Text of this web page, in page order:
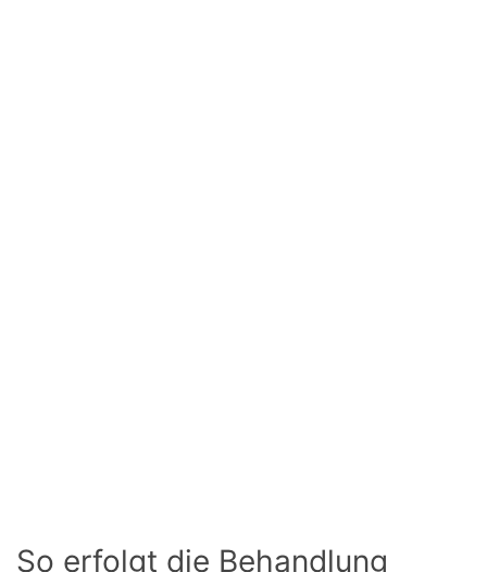
So erfolgt die Behandlung